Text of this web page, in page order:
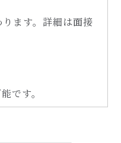
ます。詳細は面接
です。